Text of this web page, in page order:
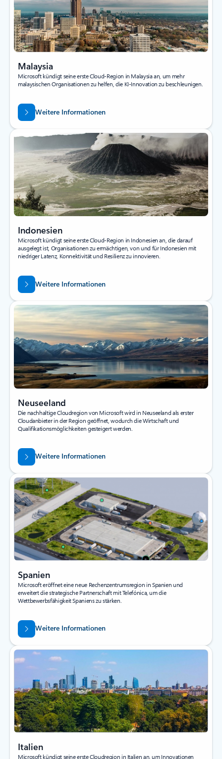
Malaysia
Microsoft kündigt seine erste Cloud-Region in Malaysia an, um mehr
malaysischen Organisationen zu helfen, die KI-Innovation zu beschleunigen.
Weitere Informationen
Indonesien
Microsoft kündigt seine erste Cloud-Region in Indonesien an, die darauf
ausgelegt ist, Organisationen zu ermächtigen, von und für Indonesien mit
niedriger Latenz, Konnektivität und Resilienz zu innovieren.
Weitere Informationen
Neuseeland
Die nachhaltige Cloudregion von Microsoft wird in Neuseeland als erster
Cloudanbieter in der Region geöffnet, wodurch die Wirtschaft und
Qualifikationsmöglichkeiten gesteigert werden.
Weitere Informationen
Spanien
Microsoft eröffnet eine neue Rechenzentrumsregion in Spanien und
erweitert die strategische Partnerschaft mit Telefónica, um die
Wettbewerbsfähigkeit Spaniens zu stärken.
Weitere Informationen
Italien
Microsoft kündigt seine erste Cloudregion in Italien an, um Innovationen